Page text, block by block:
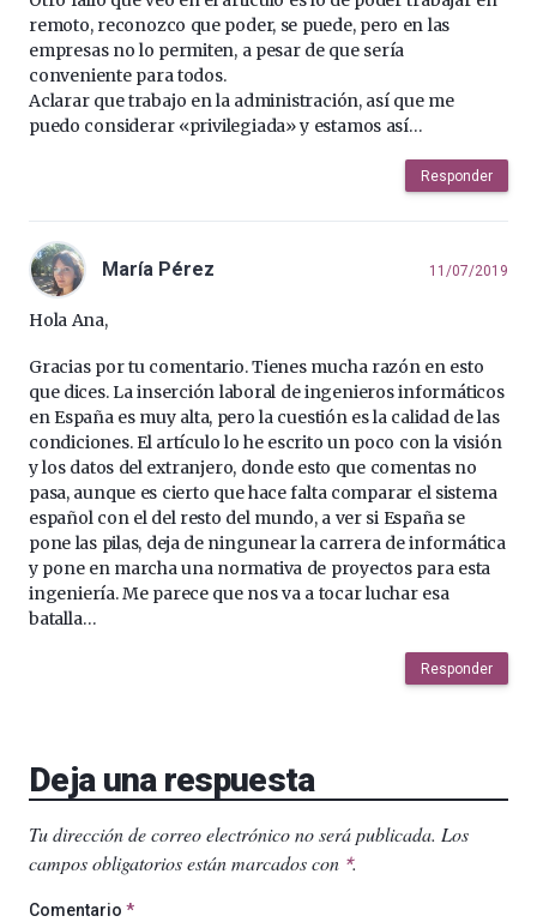
remoto, reconozco que poder, se puede, pero en las
empresas no lo permiten, a pesar de que sería
conveniente para todos.
Aclarar que trabajo en la administración, así que me
puedo considerar «privilegiada» y estamos así…
Responder
María Pérez 11/07/2019
Hola Ana,
Gracias por tu comentario. Tienes mucha razón en esto
que dices. La inserción laboral de ingenieros informáticos
en España es muy alta, pero la cuestión es la calidad de las
condiciones. El artículo lo he escrito un poco con la visión
y los datos del extranjero, donde esto que comentas no
pasa, aunque es cierto que hace falta comparar el sistema
español con el del resto del mundo, a ver si España se
pone las pilas, deja de ningunear la carrera de informática
y pone en marcha una normativa de proyectos para esta
ingeniería. Me parece que nos va a tocar luchar esa
batalla…
Responder
Deja una respuesta
Tu dirección de correo electrónico no será publicada. Los
campos obligatorios están marcados con *.
Comentario *